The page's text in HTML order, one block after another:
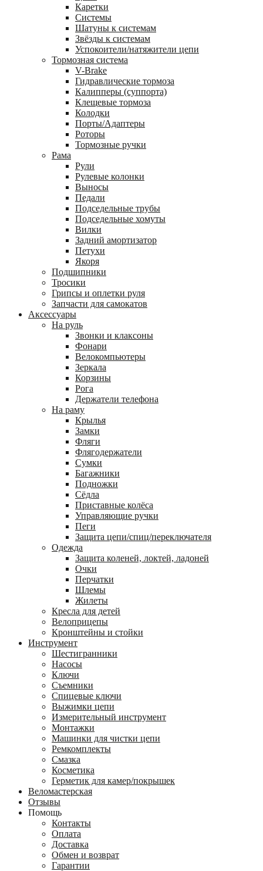
Каретки
Системы
Шатуны к системам
Звёзды к системам
Успокоители/натяжители цепи
Тормозная система
V-Brake
Гидравлические тормоза
Калипперы (суппорта)
Клещевые тормоза
Колодки
Порты/Адаптеры
Роторы
Тормозные ручки
Рама
Рули
Рулевые колонки
Выносы
Педали
Подседельные трубы
Подседельные хомуты
Вилки
Задний амортизатор
Петухи
Якоря
Подшипники
Тросики
Грипсы и оплетки руля
Запчасти для самокатов
Аксессуары
На руль
Звонки и клаксоны
Фонари
Велокомпьютеры
Зеркала
Корзины
Рога
Держатели телефона
На раму
Крылья
Замки
Фляги
Флягодержатели
Сумки
Багажники
Подножки
Сёдла
Приставные колёса
Управляющие ручки
Пеги
Защита цепи/спиц/переключателя
Одежда
Защита коленей, локтей, ладоней
Очки
Перчатки
Шлемы
Жилеты
Кресла для детей
Велоприцепы
Кронштейны и стойки
Инструмент
Шестигранники
Насосы
Ключи
Съемники
Спицевые ключи
Выжимки цепи
Измерительный инструмент
Монтажки
Машинки для чистки цепи
Ремкомплекты
Смазка
Косметика
Герметик для камер/покрышек
Веломастерская
Отзывы
Помощь
Контакты
Оплата
Доставка
Обмен и возврат
Гарантии